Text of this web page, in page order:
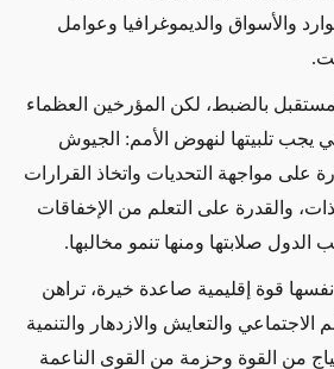
والأسواق والديموغرافيا وعوامل
بالضبط، لكن المؤرخين العظماء
يجب تلبيتها لنهوض الأمم: الجيوش
على مواجهة التحديات واتخاذ القرارات
والقدرة على التعلم من الإخفاقات
صلابتها ومنها تنمو مخالبها.
قوة إقليمية صاعدة خيرة، تراهن
الاجتماعي والتعايش والازدهار والتنمية
من القوة وحزمة من القوى الناعمة